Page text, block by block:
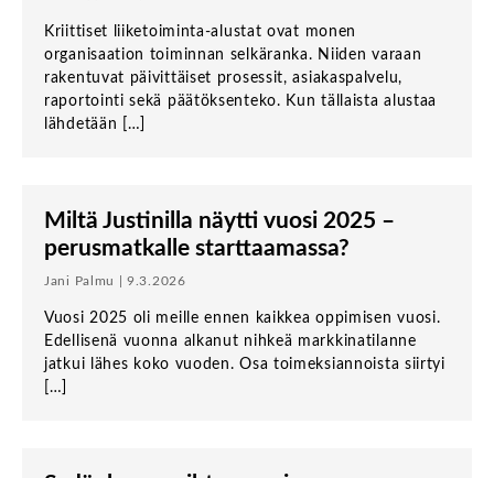
Kriittiset liiketoiminta-alustat ovat monen
organisaation toiminnan selkäranka. Niiden varaan
rakentuvat päivittäiset prosessit, asiakaspalvelu,
raportointi sekä päätöksenteko. Kun tällaista alustaa
lähdetään […]
Miltä Justinilla näytti vuosi 2025 –
perusmatkalle starttaamassa?
Jani Palmu | 9.3.2026
Vuosi 2025 oli meille ennen kaikkea oppimisen vuosi.
Edellisenä vuonna alkanut nihkeä markkinatilanne
jatkui lähes koko vuoden. Osa toimeksiannoista siirtyi
[…]